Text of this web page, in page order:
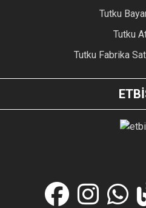
Tutku
Tutku
Tutku Fabrika